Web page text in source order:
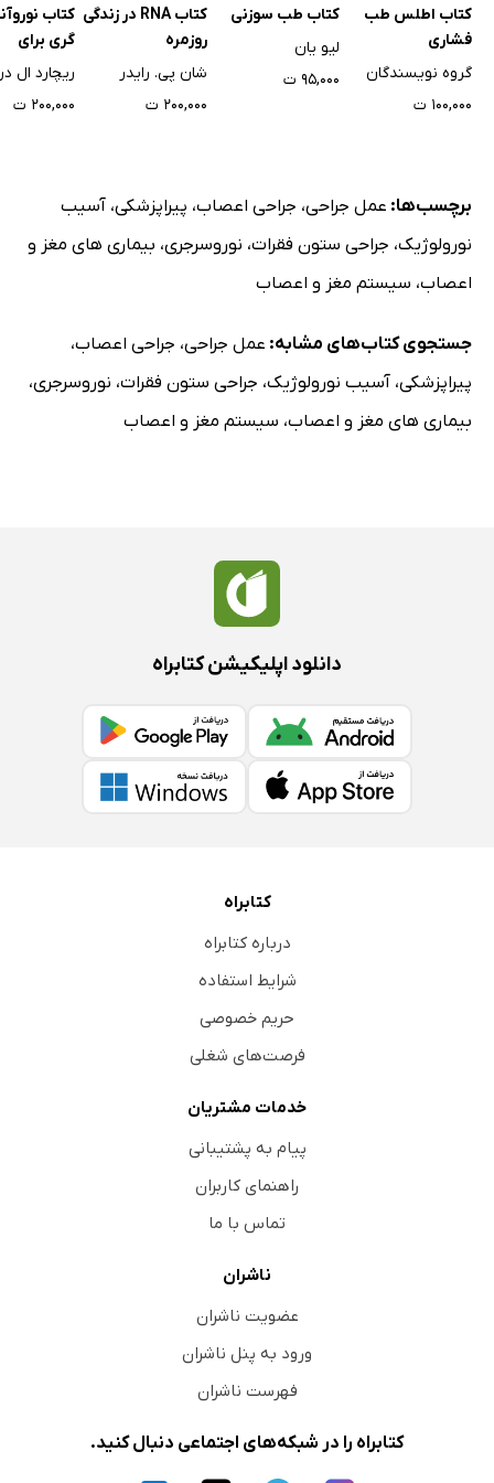
اتیولوژی
فصل چهارم: تشخیص آزمایشگاهی در بیماری‌های مغز و
اعصاب و عضلات
کلسیفیکاسیون‌های غیرطبیعی و طبیعی در پرتونگاری کاسه سر
پرتونگاری ستون مهره‌ها
برش‌نگاری کامپیوتری مغز (CT-Scanning)
آنژیوگرافی رگ‌های مغزی
اسکن رادیوایزوتوپ مغزی
سونوگرافی با بهره‌گیری تشخیصی از امواج مافوق صوت
نوار مغزی یا الکتروانسفالوگرافی (EEG)
کشیدن مایع مغزی نخاعی (Lumbar Puncture)
انواع نخ‌ها و سوزن‌های بخیه
هموستاز (بستن رگ خون)
روش‌های لیگاتور کردن یا بستن رگ‌ها
نگهداشتن دِرَن در محل زخم
چسب‌های بافتی
کتاب اطلس طب
فشاری
گروه نویسندگان
۱۰۰,۰۰۰ ت
کتاب طب سوزنی
لیو یان
۹۵,۰۰۰ ت
کتاب RNA در زندگی
روزمره
شان‌ پی. رایدر
۲۰۰,۰۰۰ ت
کتاب
گری برای
دانشجویان
ریچارد ال
۲۰۰,۰۰۰ ت
برچسب‌ها: عمل جراحی، جراحی اعصاب، پیراپزشکی، آسیب
نورولوژیک، جراحی ستون فقرات، نوروسرجری، بیماری های مغز و
اعصاب، سیستم مغز و اعصاب
جستجوی کتاب‌های مشابه: عمل جراحی، جراحی اعصاب،
پیراپزشکی، آسیب نورولوژیک، جراحی ستون فقرات، نوروسرجری،
بیماری های مغز و اعصاب، سیستم مغز و اعصاب
دانلود اپلیکیشن کتابراه
کتابراه
درباره کتابراه
شرایط استفاده
حریم خصوصی
فرصت‌های شغلی
خدمات مشتریان
پیام به پشتیبانی
راهنمای کاربران
تماس با ما
ناشران
عضویت ناشران
ورود به پنل ناشران
فهرست ناشران
کتابراه را در شبکه‌های اجتماعی دنبال کنید.